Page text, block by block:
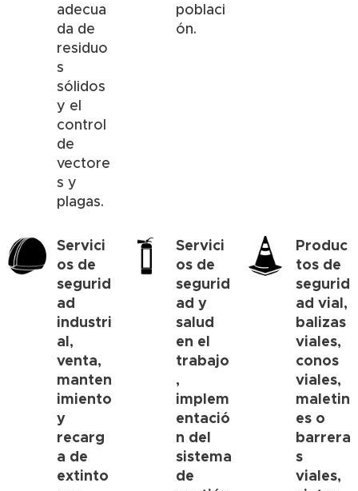
adecua
da de
residuo
s
sólidos
y el
control
de
vectore
s y
plagas.
poblaci
ón.
Servici
os de
segurid
ad
industri
al,
venta,
manten
imiento
y
recarg
a de
extinto
Servici
os de
segurid
ad y
salud
en el
trabajo
,
implem
entació
n del
sistema
de
Produc
tos de
segurid
ad vial,
balizas
viales,
conos
viales,
maletin
es o
barrera
s
viales,